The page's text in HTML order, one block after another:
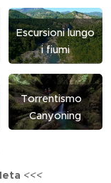
dintorni di casa si
rivela una piccola
avventura ricca di
scoperte. Il
solo un prato, un
albero e un cielo
sopra, paesaggio è
anche storia e
Escursioni lungo
i fiumi
Torrentismo
Canyoning
<<<